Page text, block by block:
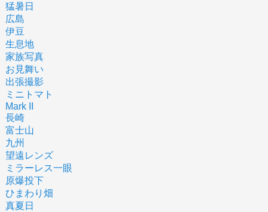
猛暑日
広島
伊豆
生息地
家族写真
お見舞い
出張撮影
ミニトマト
Mark II
長崎
富士山
九州
望遠レンズ
ミラーレス一眼
原爆投下
ひまわり畑
真夏日